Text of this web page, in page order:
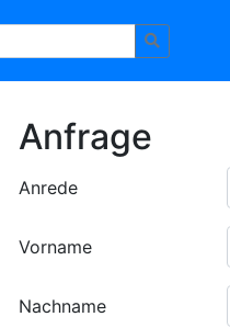
Anfrage
Anrede
Vorname
Nachname